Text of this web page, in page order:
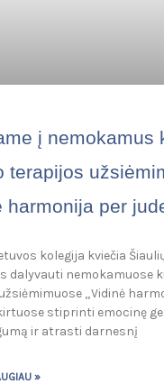
į nemokamus
terapijos
harmonija per
kolegija kviečia
dalyvauti nemokamuose
„Vidinė
stiprinti emocinę
ir atrasti darnesnį
»